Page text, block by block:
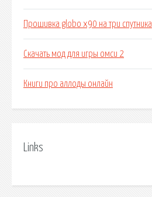
Прошивка globo x90 на три спутника
Скачать мод для игры омси 2
Книги про аллоды онлайн
Links